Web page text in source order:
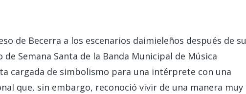
de Becerra a los escenarios daimieleños después de su
Semana Santa de la Banda Municipal de Música
cargada de simbolismo para una intérprete con una
que, sin embargo, reconoció vivir de una manera muy